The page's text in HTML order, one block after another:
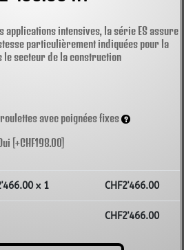
applications intensives, la série ES assure
particulièrement indiquées pour la
le secteur de la construction
avec poignées fixes
[+CHF198.00]
x 1 CHF2'466.00
CHF2'466.00